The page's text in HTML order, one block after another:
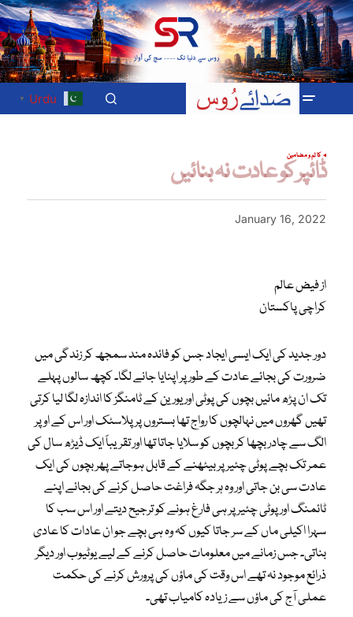
Urdu
▼
کالم و مضامین
ڈائپر کو عادت نہ بنائیں
January 16, 2022
از فیض عالم
کراچی پاکستان
دور جدید کی ایک ایسی ایجاد جس کو فائدہ مند سمجھ کر زندگی میں
ضرورت کی بجائے عادت کے طور پر اپنایا جانے لگا۔ کچھ سالوں پہلے
تک ان پڑھ مائیں بچوں کی پوٹی اور یورین کے ٹامنگز کا اندازہ لگا لیا کرتی
تھیں گھروں میں نہالچوں کا رواج تھا بستروں پر پلاسٹک اور اس کے اوپر
الگ سے چادر بچھا کر بچوں کو سلایا جاتا تھا اور تقریباً ایک ڈیڑھ سال کی
عمر تک بچے پوٹی چئیر پر بیٹھنے کے قابل ہوجاتے پھر بچوں کی ایک
عادت سی بن جاتی اور وہ ہر جگہ فراغت حاصل کرنے کی بجائے اپنے
ٹائمنگ اور پوٹی چئیر پر ہی فارغ ہونے کو ترجیح دیتے اور اس سب کا
سہرا اکیلی ماں کے سر جاتا کیوں کہ وہ ہی بچے جو ان عادات کا عادی
بناتی۔ جس زمانے میں معلومات حاصل کرنے کے لیے یوٹیوب اور دیگر
ذرائع موجود نہ تھے اس وقت کی ماؤں کی پرورش کرنے کی حکمت
عملی آج کی ماؤں سے زیادہ کامیاب تھی۔